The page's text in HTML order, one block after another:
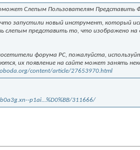
Слепым Пользователям Представить
запустили новый инструмент, который
слепым представить то, что изображено на
форума РС, пожалуйста,
их появление на сайте может занять
content/article/27653970.html
p1ai...%D0%BB/311666/